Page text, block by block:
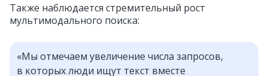
Также наблюдается стремительный рост
мультимодального поиска:
«Мы отмечаем увеличение числа запросов,
в которых люди ищут текст вместе